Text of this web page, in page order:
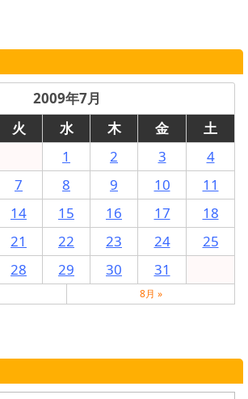
2009年7月
火 水 木 金
土
1
2 3
4
7 8 9 10
11
14 15 16 17
18
21 22 23 24
25
28 29 30 31
8月 »